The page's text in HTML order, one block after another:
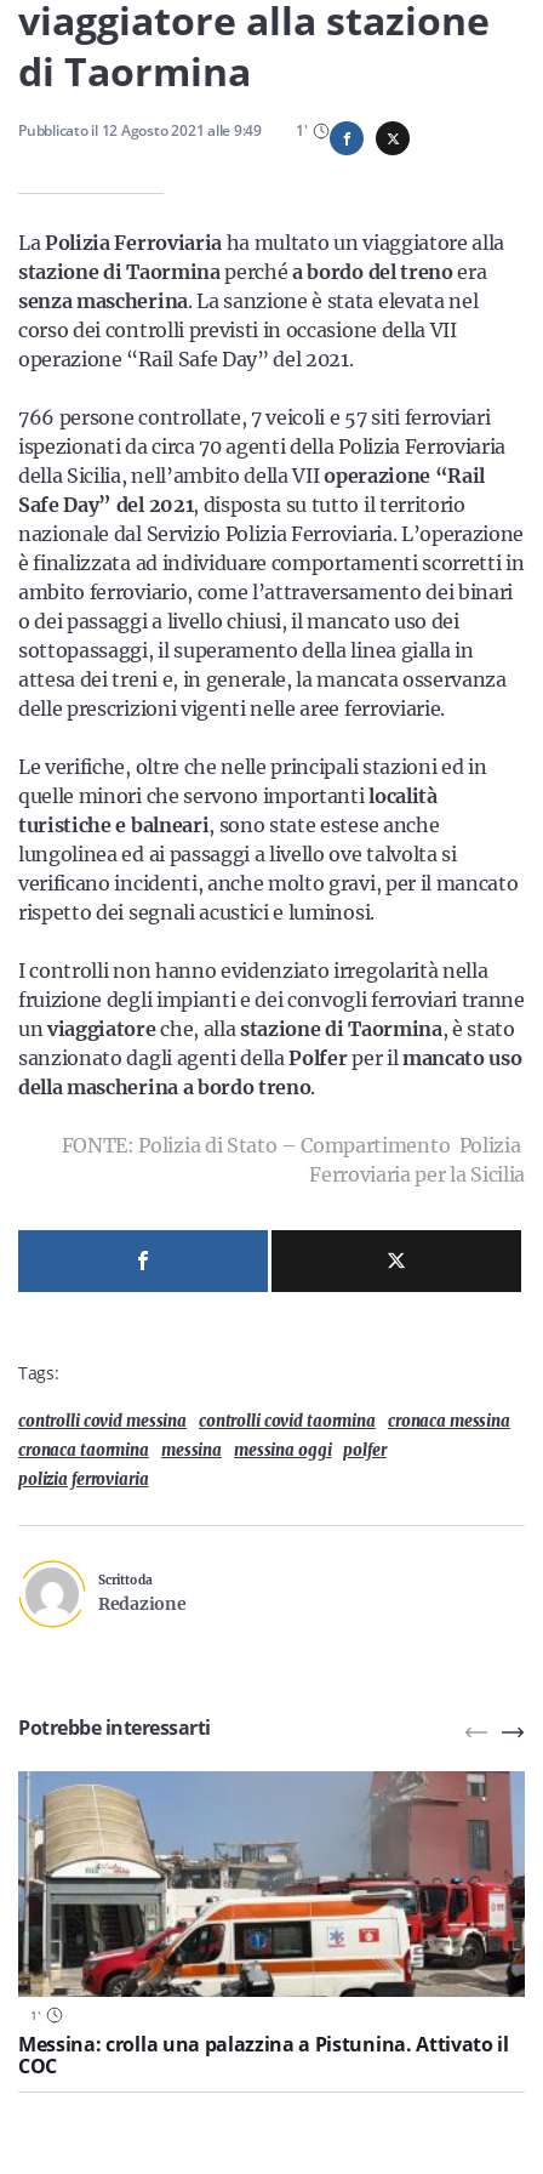
Servizi
Resta sempre aggiornato con le ultime news, iscriviti alla
nostra newsletter
Iscriviti
viaggiatore alla stazione
di Taormina
Pubblicato il 12 Agosto 2021 alle9:49 1'
LaPolizia Ferroviariaha multato un viaggiatore alla
stazione di Taorminaperchéa bordo del trenoera
senza mascherina. La sanzione è stata elevata nel
corso dei controlli previsti in occasione della VII
operazione “Rail Safe Day” del 2021.
766 persone controllate, 7 veicoli e 57 siti ferroviari
ispezionati da circa 70 agenti della Polizia Ferroviaria
della Sicilia, nell’ambito della VIIoperazione “Rail
Safe Day” del 2021, disposta su tutto il territorio
nazionale dal Servizio Polizia Ferroviaria. L’operazione
è finalizzata ad individuare comportamenti scorretti in
ambito ferroviario, come l’attraversamento dei binari
o dei passaggi a livello chiusi, il mancato uso dei
sottopassaggi, il superamento della linea gialla in
attesa dei treni e, in generale, la mancata osservanza
delle prescrizioni vigenti nelle aree ferroviarie.
Le verifiche, oltre che nelle principali stazioni ed in
quelle minori che servono importantilocalità
turistiche e balneari, sono state estese anche
lungolinea ed ai passaggi a livello ove talvolta si
verificano incidenti, anche molto gravi, per il mancato
rispetto dei segnali acustici e luminosi.
I controlli non hanno evidenziato irregolarità nella
fruizione degli impianti e dei convogli ferroviari tranne
unviaggiatoreche, allastazione di Taormina, è stato
sanzionato dagli agenti dellaPolferper ilmancato uso
della mascherina a bordo treno.
FONTE: Polizia di Stato – Compartimento Polizia
Ferroviaria per la Sicilia
Tags:
controlli covid messina controlli covid taormina cronaca messina
cronaca taormina messina messina oggi polfer
polizia ferroviaria
Scritto da
Redazione
Potrebbe interessarti
1'
Messina: crolla una palazzina a Pistunina. Attivato il
COC